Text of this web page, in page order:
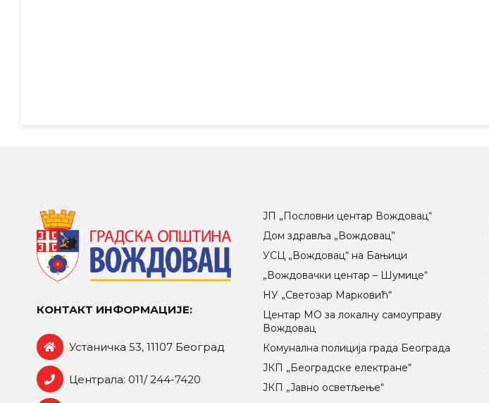
КОНТАКТ ИНФОРМАЦИЈЕ:
Устаничка 53, 11107 Београд
Централа: 011/ 244-7420
ЈП „Пословни центар Вождовац“
Дом здравља „Вождовац”
УСЦ „Вождовац“ на Бањици
„Вождовачки центар – Шумице“
НУ „Светозар Марковић“
Центар МO за локалну самоуправу
Вождовац
Комунална полиција града Београда
ЈКП „Београдске електране“
ЈКП „Јавно осветљење“